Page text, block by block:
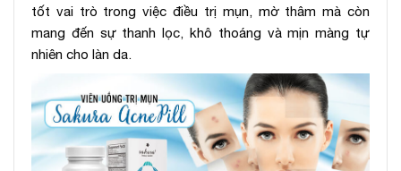
tốt vai trò trong việc điều trị mụn, mờ thâm mà còn
mang đến sự thanh lọc, khô thoáng và mịn màng tự
nhiên cho làn da.